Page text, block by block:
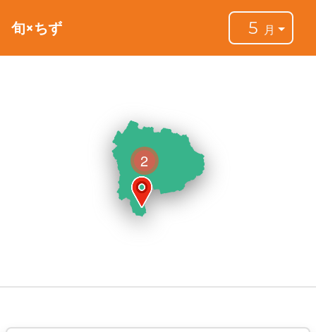
旬×ちず 5 月
2